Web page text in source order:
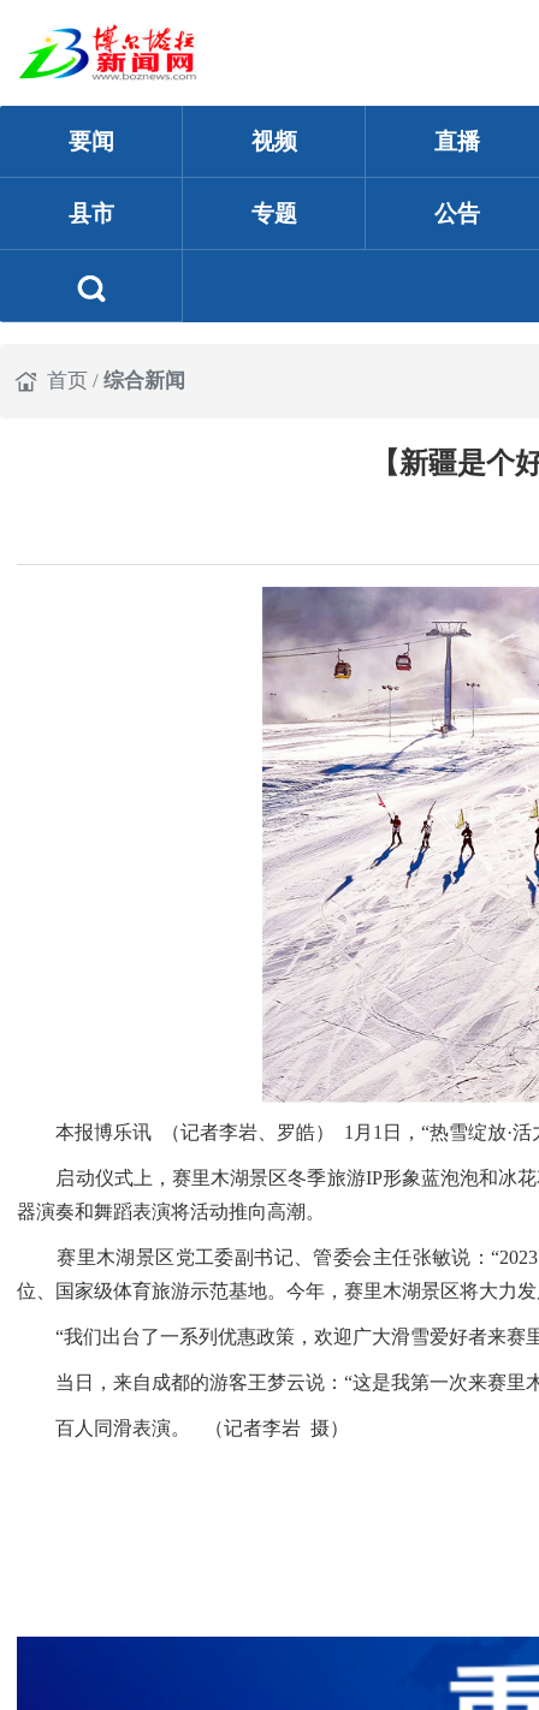
要闻 视频 直播
县市 专题 公告
首页/综合新闻
【新疆是个
本报博乐讯 （记者李岩、罗皓） 1月1日，“热雪绽放·活
启动仪式上，赛里木湖景区冬季旅游IP形象蓝泡泡和冰花
器演奏和舞蹈表演将活动推向高潮。
赛里木湖景区党工委副书记、管委会主任张敏说：
位、国家级体育旅游示范基地。今年，赛里木湖景区将大力
“我们出台了一系列优惠政策，欢迎广大滑雪爱好者来赛
当日，来自成都的游客王梦云说：“这是我第一次来赛里
百人同滑表演。 （记者李岩 摄）